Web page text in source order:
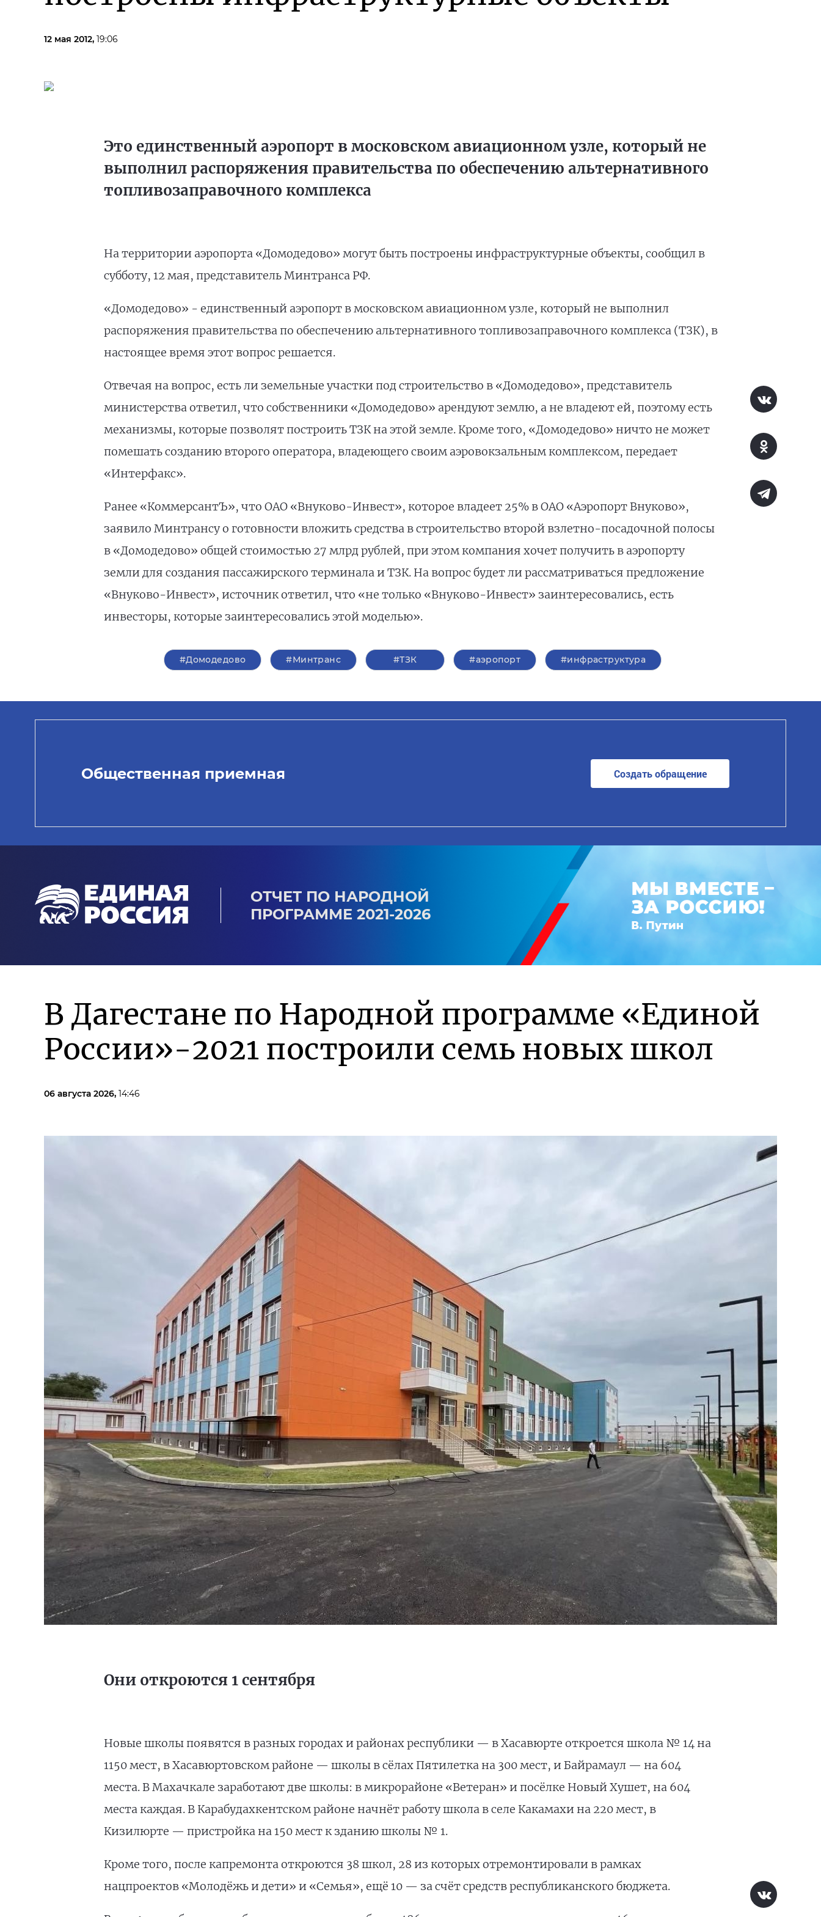
12 мая 2012, 19:06
Это единственный аэропорт в московском авиационном узле, который не
выполнил распоряжения правительства по обеспечению альтернативного
топливозаправочного комплекса
На территории аэропорта «Домодедово» могут быть построены инфраструктурные объекты, сообщил в
субботу, 12 мая, представитель Минтранса РФ.
«Домодедово» - единственный аэропорт в московском авиационном узле, который не выполнил
распоряжения правительства по обеспечению альтернативного топливозаправочного комплекса (ТЗК), в
настоящее время этот вопрос решается.
Отвечая на вопрос, есть ли земельные участки под строительство в «Домодедово», представитель
министерства ответил, что собственники «Домодедово» арендуют землю, а не владеют ей, поэтому есть
механизмы, которые позволят построить ТЗК на этой земле. Кроме того, «Домодедово» ничто не может
помешать созданию второго оператора, владеющего своим аэровокзальным комплексом, передает
«Интерфакс».
Ранее «КоммерсантЪ», что ОАО «Внуково-Инвест», которое владеет 25% в ОАО «Аэропорт Внуково»,
заявило Минтрансу о готовности вложить средства в строительство второй взлетно-посадочной полосы
в «Домодедово» общей стоимостью 27 млрд рублей, при этом компания хочет получить в аэропорту
земли для создания пассажирского терминала и ТЗК. На вопрос будет ли рассматриваться предложение
«Внуково-Инвест», источник ответил, что «не только «Внуково-Инвест» заинтересовались, есть
инвесторы, которые заинтересовались этой моделью».
#Домодедово #Минтранс #ТЗК #аэропорт #инфраструктура
Общественная приемная Создать обращение
ОТЧЕТ ПО НАРОДНОЙ
ПРОГРАММЕ 2021-2026
В Дагестане по Народной программе «Единой
России»-2021 построили семь новых школ
06 августа 2026, 14:46
Они откроются 1 сентября
Новые школы появятся в разных городах и районах республики — в Хасавюрте откроется школа № 14 на
1150 мест, в Хасавюртовском районе — школы в сёлах Пятилетка на 300 мест, и Байрамаул — на 604
места. В Махачкале заработают две школы: в микрорайоне «Ветеран» и посёлке Новый Хушет, на 604
места каждая. В Карабудахкентском районе начнёт работу школа в селе Какамахи на 220 мест, в
Кизилюрте — пристройка на 150 мест к зданию школы № 1.
Кроме того, после капремонта откроются 38 школ, 28 из которых отремонтировали в рамках
нацпроектов «Молодёжь и дети» и «Семья», ещё 10 — за счёт средств республиканского бюджета.